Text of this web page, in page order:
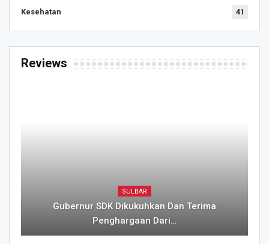
Kesehatan 41
Reviews
SULBAR
Gubernur SDK Dikukuhkan Dan Terima
Penghargaan Dari…